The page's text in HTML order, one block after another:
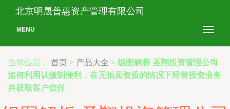
北京明晟普惠资产管理有限公司
MENU
当前位置： 首页 > 产品大全 > 组图解析 圣翔投资管理公司
如何利用认缴制便利，在无拍卖资质的情况下经营投资业务
并获取客户信任